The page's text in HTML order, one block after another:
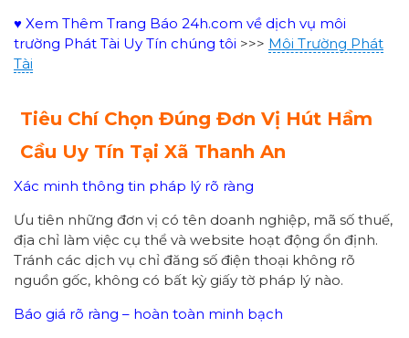
♥ Xem Thêm Trang Báo 24h.com về dịch vụ môi
trường Phát Tài Uy Tín chúng tôi >>> Môi Trường Phát
Tài
Tiêu Chí Chọn Đúng Đơn Vị Hút Hầm
Cầu Uy Tín Tại Xã Thanh An
Xác minh thông tin pháp lý rõ ràng
Ưu tiên những đơn vị có tên doanh nghiệp, mã số thuế,
địa chỉ làm việc cụ thể và website hoạt động ổn định.
Tránh các dịch vụ chỉ đăng số điện thoại không rõ
nguồn gốc, không có bất kỳ giấy tờ pháp lý nào.
Báo giá rõ ràng – hoàn toàn minh bạch